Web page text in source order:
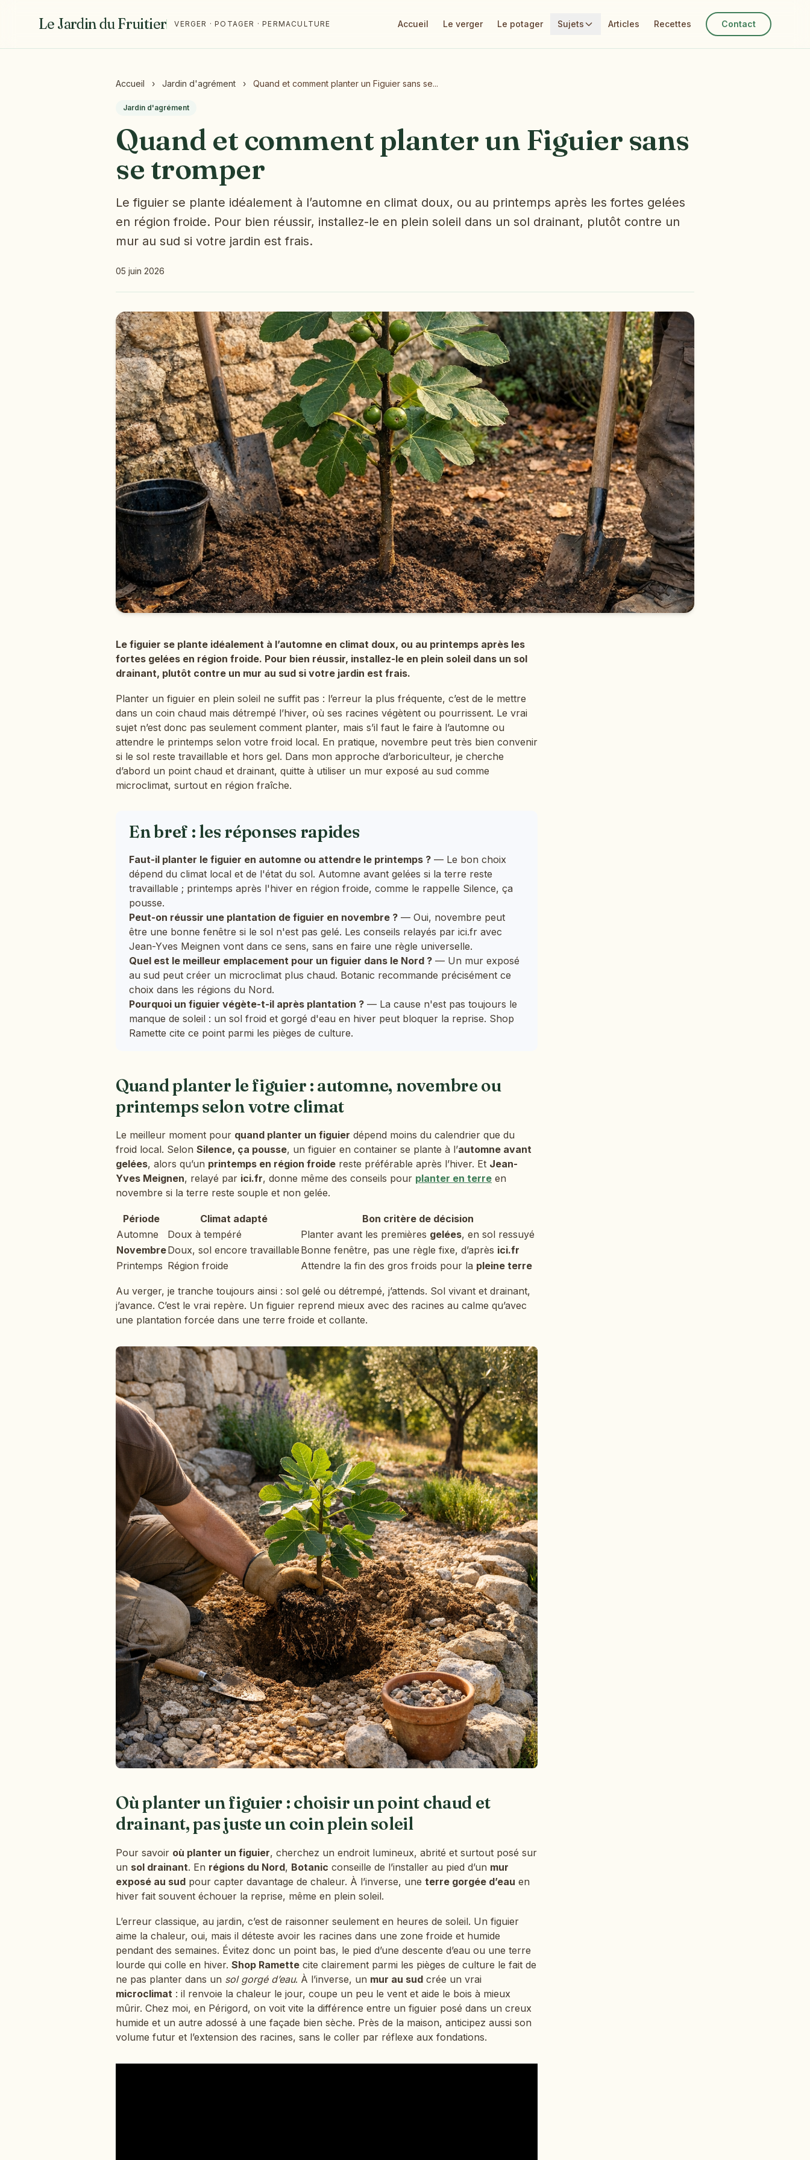
Le Jardin du Fruitier VERGER · POTAGER · PERMACULTURE Accueil Le verger Le potager Sujets Articles Recettes Contact
Accueil › Jardin d'agrément › Quand et comment planter un Figuier sans se...
Jardin d'agrément
Quand et comment planter un Figuier sans
se tromper
Le figuier se plante idéalement à l’automne en climat doux, ou au printemps après les fortes gelées
en région froide. Pour bien réussir, installez-le en plein soleil dans un sol drainant, plutôt contre un
mur au sud si votre jardin est frais.
05 juin 2026
Le figuier se plante idéalement à l’automne en climat doux, ou au printemps après les
fortes gelées en région froide. Pour bien réussir, installez-le en plein soleil dans un sol
drainant, plutôt contre un mur au sud si votre jardin est frais.
Planter un figuier en plein soleil ne suffit pas : l’erreur la plus fréquente, c’est de le mettre
dans un coin chaud mais détrempé l’hiver, où ses racines végètent ou pourrissent. Le vrai
sujet n’est donc pas seulement comment planter, mais s’il faut le faire à l’automne ou
attendre le printemps selon votre froid local. En pratique, novembre peut très bien convenir
si le sol reste travaillable et hors gel. Dans mon approche d’arboriculteur, je cherche
d’abord un point chaud et drainant, quitte à utiliser un mur exposé au sud comme
microclimat, surtout en région fraîche.
En bref : les réponses rapides
Faut-il planter le figuier en automne ou attendre le printemps ? — Le bon choix
dépend du climat local et de l'état du sol. Automne avant gelées si la terre reste
travaillable ; printemps après l'hiver en région froide, comme le rappelle Silence, ça
pousse.
Peut-on réussir une plantation de figuier en novembre ? — Oui, novembre peut
être une bonne fenêtre si le sol n'est pas gelé. Les conseils relayés par ici.fr avec
Jean-Yves Meignen vont dans ce sens, sans en faire une règle universelle.
Quel est le meilleur emplacement pour un figuier dans le Nord ? — Un mur exposé
au sud peut créer un microclimat plus chaud. Botanic recommande précisément ce
choix dans les régions du Nord.
Pourquoi un figuier végète-t-il après plantation ? — La cause n'est pas toujours le
manque de soleil : un sol froid et gorgé d'eau en hiver peut bloquer la reprise. Shop
Ramette cite ce point parmi les pièges de culture.
Quand planter le figuier : automne, novembre ou
printemps selon votre climat
Le meilleur moment pour quand planter un figuier dépend moins du calendrier que du
froid local. Selon Silence, ça pousse, un figuier en container se plante à l’automne avant
gelées, alors qu’un printemps en région froide reste préférable après l’hiver. Et Jean-
Yves Meignen, relayé par ici.fr, donne même des conseils pour planter en terre en
novembre si la terre reste souple et non gelée.
Période Climat adapté
Bon critère de décision
Automne
Doux à tempéré Planter avant les premières gelées, en sol ressuyé
NovembreDoux, sol encore travaillable Bonne fenêtre, pas une règle fixe, d’après ici.fr
Printemps Région froide Attendre la fin des gros froids pour la pleine terre
Au verger, je tranche toujours ainsi : sol gelé ou détrempé, j’attends. Sol vivant et drainant,
j’avance. C’est le vrai repère. Un figuier reprend mieux avec des racines au calme qu’avec
une plantation forcée dans une terre froide et collante.
Où planter un figuier : choisir un point chaud et
drainant, pas juste un coin plein soleil
Pour savoir où planter un figuier, cherchez un endroit lumineux, abrité et surtout posé sur
un sol drainant. En régions du Nord, Botanic conseille de l’installer au pied d’un mur
exposé au sud pour capter davantage de chaleur. À l’inverse, une terre gorgée d’eau en
hiver fait souvent échouer la reprise, même en plein soleil.
L’erreur classique, au jardin, c’est de raisonner seulement en heures de soleil. Un figuier
aime la chaleur, oui, mais il déteste avoir les racines dans une zone froide et humide
pendant des semaines. Évitez donc un point bas, le pied d’une descente d’eau ou une terre
lourde qui colle en hiver. Shop Ramette cite clairement parmi les pièges de culture le fait de
ne pas planter dans un sol gorgé d’eau. À l’inverse, un mur au sud crée un vrai
microclimat : il renvoie la chaleur le jour, coupe un peu le vent et aide le bois à mieux
mûrir. Chez moi, en Périgord, on voit vite la différence entre un figuier posé dans un creux
humide et un autre adossé à une façade bien sèche. Près de la maison, anticipez aussi son
volume futur et l’extension des racines, sans le coller par réflexe aux fondations.